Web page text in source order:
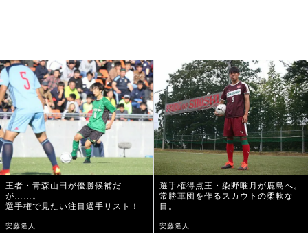
王者・青森山田が優勝候補だ
が……。
選手権で見たい注目選手リスト！
安藤隆人
選手権得点王・染野唯月が鹿島へ。
常勝軍団を作るスカウトの柔軟な
目。
安藤隆人